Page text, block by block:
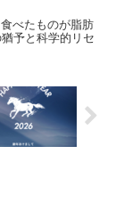
べたものが脂肪
予と科学的リセ